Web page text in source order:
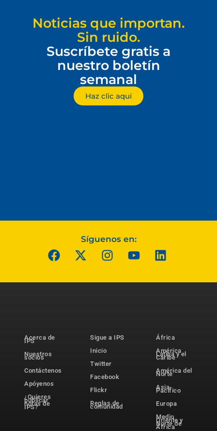
Noticias que importan.
Sin ruido.
Suscríbete gratis a
nuestro boletín
semanal
Haz clic aquí
Síguenos en:
Acerca de
IPS
Nuestros
socios
Contáctenos
Apóyenos
¿Quieres
publicar
notas de
IPS?
Sigue a IPS
Inicio
Twitter
Facebook
Flickr
Reglas de
comunidad
África
América
Latina y el
Caribe
América del
Norte
Asia-
Pacífico
Europa
Medio
Oriente y
Norte de
África